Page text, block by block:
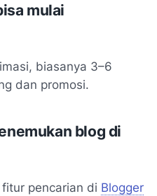
mulai
biasanya 3–6
dan promosi.
blog di
pencarian di Blogger